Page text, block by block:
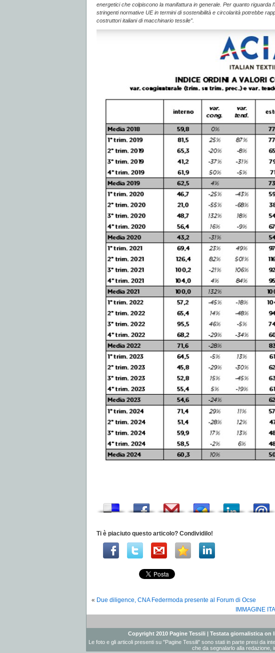
energetici che colpiscono la manifattura in generale. Per quanto riguarda
stringenti normative UE in termini di sostenibilità e circolarità potrebbe
costruttori italiani di macchinario tessile”.
Ti è piaciuto questo articolo? Condividilo!
« Due diligence, CNA Federmoda presente al Forum di Ocse
IMMAGINE
Copyright 2010 Pagine Tessili | Testata giornalistica
Le foto e gli articoli presenti su "Pagine Tessili" sono stati in parte presi da
che da segnalarlo alla redazione,